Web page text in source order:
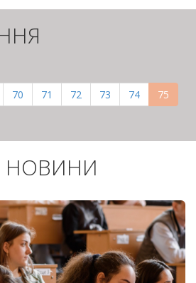
Page
70 Page
71 Page
72 Page
73 Page
74 75
НОВИНИ